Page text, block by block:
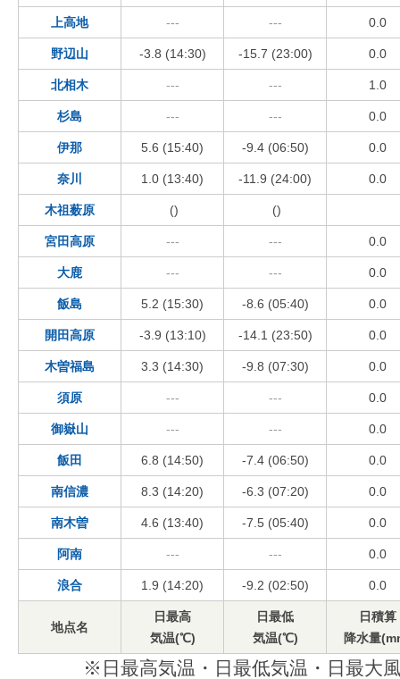
上高地 --- --- 0.0
野辺山 -3.8 (14:30) -15.7 (23:00) 0.0
北相木 --- --- 1.0
杉島 --- --- 0.0
伊那 5.6 (15:40) -9.4 (06:50) 0.0
奈川 1.0 (13:40) -11.9 (24:00) 0.0
木祖薮原 () ()
宮田高原 --- --- 0.0
大鹿 --- --- 0.0
飯島 5.2 (15:30) -8.6 (05:40) 0.0
開田高原 -3.9 (13:10) -14.1 (23:50) 0.0
木曽福島 3.3 (14:30) -9.8 (07:30) 0.0
須原 --- --- 0.0
御嶽山 --- --- 0.0
飯田 6.8 (14:50) -7.4 (06:50) 0.0
南信濃 8.3 (14:20) -6.3 (07:20) 0.0
南木曽 4.6 (13:40) -7.5 (05:40) 0.0
阿南 --- --- 0.0
浪合 1.9 (14:20) -9.2 (02:50) 0.0
地点名
日最高
気温(℃)
日最低
気温(℃)
日積算
降水量
※日最高気温・日最低気温・日最大